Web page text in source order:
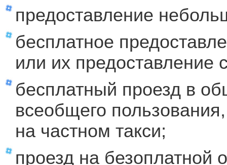
предоставление
бесплатное
или их предоставление
бесплатный проезд в
всеобщего
на частном такси;
проезд на безоплатной